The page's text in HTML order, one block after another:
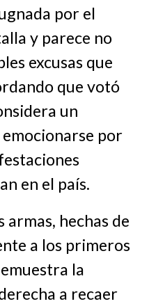
por el
y parece no
excusas que
que votó
un
por
en el país.
hechas de
a los primeros
la
a recaer